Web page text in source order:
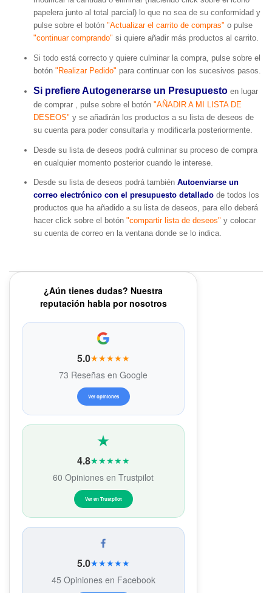
papelera junto al total parcial) lo que no sea de su conformidad y
pulse sobre el botón "Actualizar el carrito de compras" o pulse
"continuar comprando" si quiere añadir más productos al carrito.
Si todo está correcto y quiere culminar la compra, pulse sobre el
botón "Realizar Pedido" para continuar con los sucesivos pasos.
Si prefiere Autogenerarse un Presupuesto en lugar
de comprar , pulse sobre el botón "AÑADIR A MI LISTA DE
DESEOS" y se añadirán los productos a su lista de deseos de
su cuenta para poder consultarla y modificarla posteriormente.
Desde su lista de deseos podrá culminar su proceso de compra
en cualquier momento posterior cuando le interese.
Desde su lista de deseos podrá también Autoenviarse un
correo electrónico con el presupuesto detallado de todos los
productos que ha añadido a su lista de deseos, para ello deberá
hacer click sobre el botón "compartir lista de deseos" y colocar
su cuenta de correo en la ventana donde se lo indica.
¿Aún tienes dudas? Nuestra
reputación habla por nosotros
5.0★★★★★
73 Reseñas en Google
Ver opiniones
4.8★★★★★
60 Opiniones en Trustpilot
Ver en Trustpilot
5.0★★★★★
45 Opiniones en Facebook